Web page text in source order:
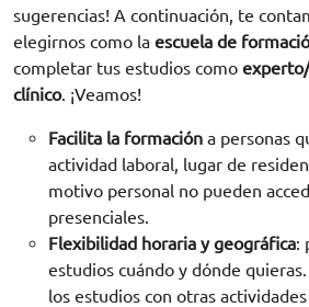
sugerencias! A continuación, te
elegirnos como la escuela de
completar tus estudios como
clínico. ¡Veamos!
Facilita la formación a personas
actividad laboral, lugar de
motivo personal no pueden
presenciales.
Flexibilidad horaria y geográfica:
estudios cuándo y dónde
los estudios con otras